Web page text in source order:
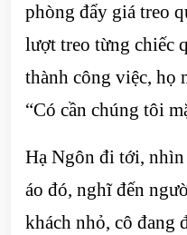
phòng đẩy giá treo
lượt treo từng chiếc
thành công việc, họ
“Có cần chúng tôi
Hạ Ngôn đi tới,
áo đó, nghĩ đến
khách nhỏ, cô đang